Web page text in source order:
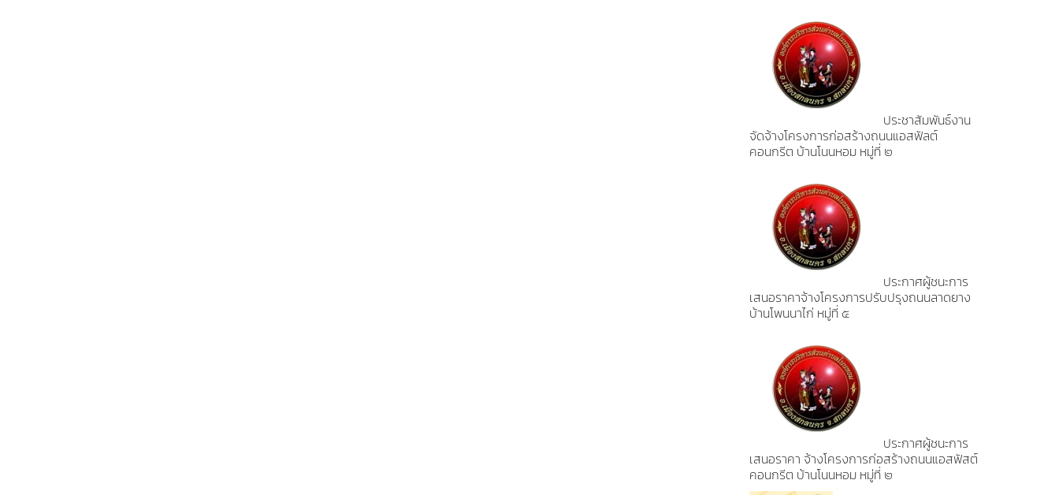
ประชาสัมพันธ์งาน
จัดจ้างโครงการก่อสร้างถนนแอสฟัลต์
คอนกรีต บ้านโนนหอม หมู่ที่ ๒
ประกาศผู้ชนะการ
เสนอราคาจ้างโครงการปรับปรุงถนนลาดยาง
บ้านโพนนาไก่ หมู่ที่ ๕
ประกาศผู้ชนะการ
เสนอราคา จ้างโครงการก่อสร้างถนนแอสฟัสต์
คอนกรีต บ้านโนนหอม หมู่ที่ ๒